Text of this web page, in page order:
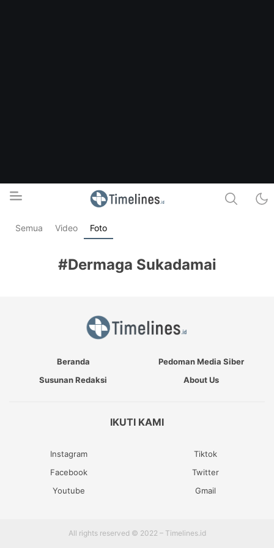
Timelines.id
Media Literasi, Sejarah & Budaya
Semua Video Foto
#Dermaga Sukadamai
Beranda
Pedoman Media Siber
Susunan Redaksi
About Us
IKUTI KAMI
Instagram
Tiktok
Facebook
Twitter
Youtube
Gmail
All rights reserved © 2022 – Timelines.id